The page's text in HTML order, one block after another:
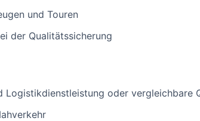
und Touren
der Qualitätssicherung
Logistikdienstleistung oder vergleichbare